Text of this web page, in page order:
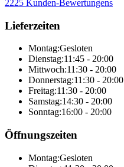
2225 Kunden-Bewertungens
Lieferzeiten
Montag:Gesloten
Dienstag:11:45 - 20:00
Mittwoch:11:30 - 20:00
Donnerstag:11:30 - 20:00
Freitag:11:30 - 20:00
Samstag:14:30 - 20:00
Sonntag:16:00 - 20:00
Öffnungszeiten
Montag:Gesloten